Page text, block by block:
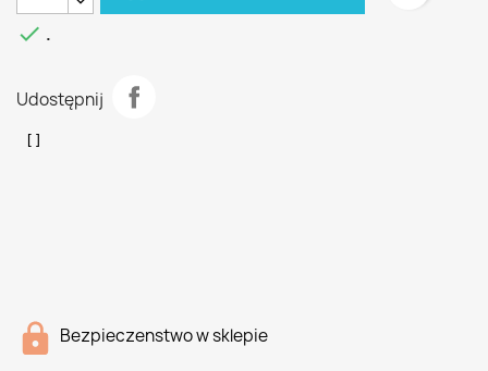
 .
Udostępnij
Bezpieczenstwo w sklepie